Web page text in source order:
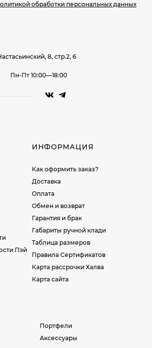
обработки персональных данных
8, стр.2, 6
Пн-Пт 10:00—18:00
Пэй
ИНФОРМАЦИЯ
Как оформить заказ?
Доставка
Оплата
Обмен и возврат
Гарантия и брак
Габариты ручной клади
Таблица размеров
Правила Сертификатов
Карта рассрочки Халва
Карта сайта
Портфели
Аксессуары